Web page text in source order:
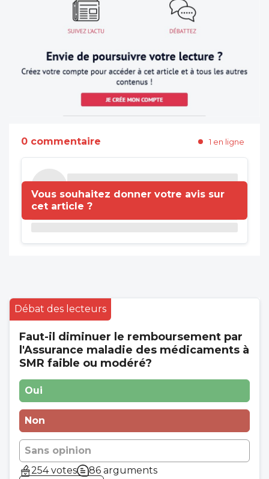
0 commentaire 1 en ligne
Vous souhaitez donner votre avis sur
cet article ?
Débat des lecteurs
Faut-il diminuer le remboursement par
l'Assurance maladie des médicaments à
SMR faible ou modéré?
Oui
Non
Sans opinion
254 votes
86 arguments